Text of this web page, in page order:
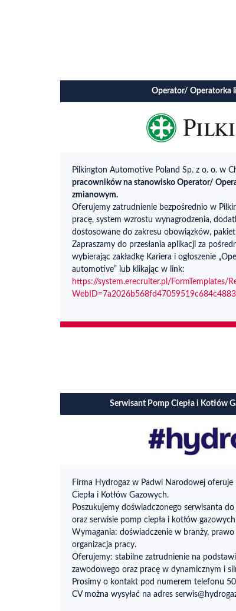
Operator/ Operatorka
Pilkington Automotive Poland Sp. z o. o. w
pracowników na stanowisko Operator/
zmianowym.
Oferujemy zatrudnienie bezpośrednio w
pracę, system wzrostu wynagrodzenia,
dostosowane do zakresu obowiązków,
Zapraszamy do przesłania aplikacji za
wybierając zakładkę Kariera i ogłoszenie
automotive” lub klikając w link:
https://system.erecruiter.pl/FormTemplates/
Serwisant Pomp Ciepła i Kotłów
Firma Hydrogaz w Padwi Narodowej
Ciepła i Kotłów Gazowych.
Poszukujemy doświadczonego serwisanta
oraz serwisie pomp ciepła i kotłów
Wymagania: doświadczenie w branży,
organizacja pracy.
Oferujemy: stabilne zatrudnienie na
zawodowego oraz pracę w dynamicznym i
Prosimy o kontakt pod numerem telefonu
CV można wysyłać na adres